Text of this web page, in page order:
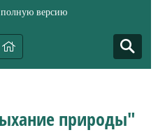
версию
природы"